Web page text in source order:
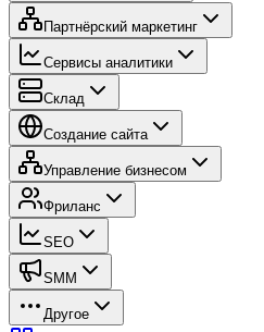
Партнёрский маркетинг
Сервисы аналитики
Склад
Создание сайта
Управление бизнесом
Фриланс
SEO
SMM
Другое